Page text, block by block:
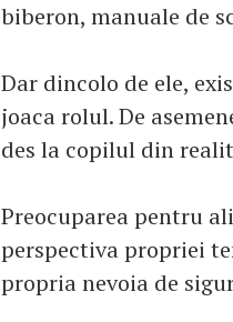
biberon, manuale de
Dar dincolo de ele,
joaca rolul. De
des la copilul din
Preocuparea pentru
perspectiva propriei
propria nevoia de